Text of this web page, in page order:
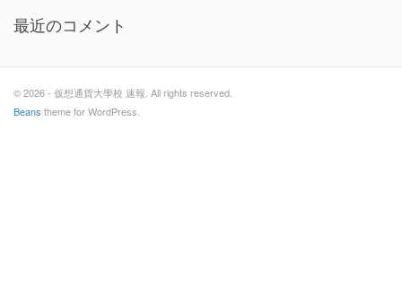
最近のコメント
© 2026 - 仮想通貨大學校 速報. All rights reserved.
Beans theme for WordPress.